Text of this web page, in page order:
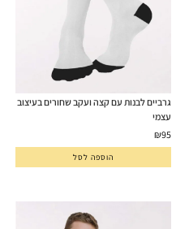
גרביים לבנות עם קצה ועקב שחורים בעיצוב
עצמי
₪95
הוספה לסל